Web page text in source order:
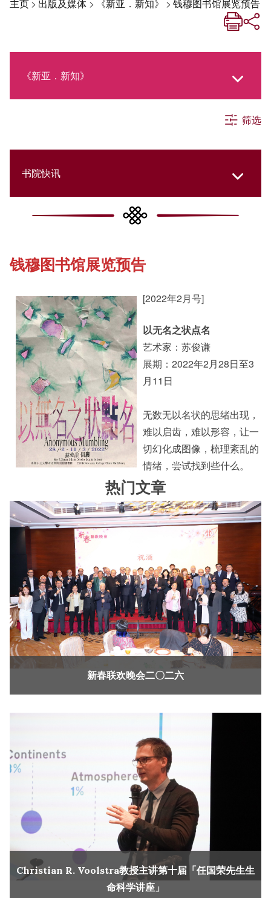
主页> 出版及媒体 > 《新亚．新知》 > 钱穆图书馆展览预告
《新亚．新知》
社交媒体专栏
《新亚简讯》
《新亚书院概览》
其他书院出版
新亚影集
影片库
筛选
书院快讯
Cultural Topics
Student Development
Staff Engagement
Alumni Connections
钱穆图书馆展览预告
[2022年2月号]
以无名之状点名
艺术家：苏俊谦
展期：2022年2月28日至3
月11日
无数无以名状的思绪出现，
难以启齿，难以形容，让一
切幻化成图像，梳理紊乱的
情绪，尝试找到些什么。
热门文章
新春联欢晚会二〇二六
Christian R. Voolstra教授主讲第十届「任国荣先生生
命科学讲座」